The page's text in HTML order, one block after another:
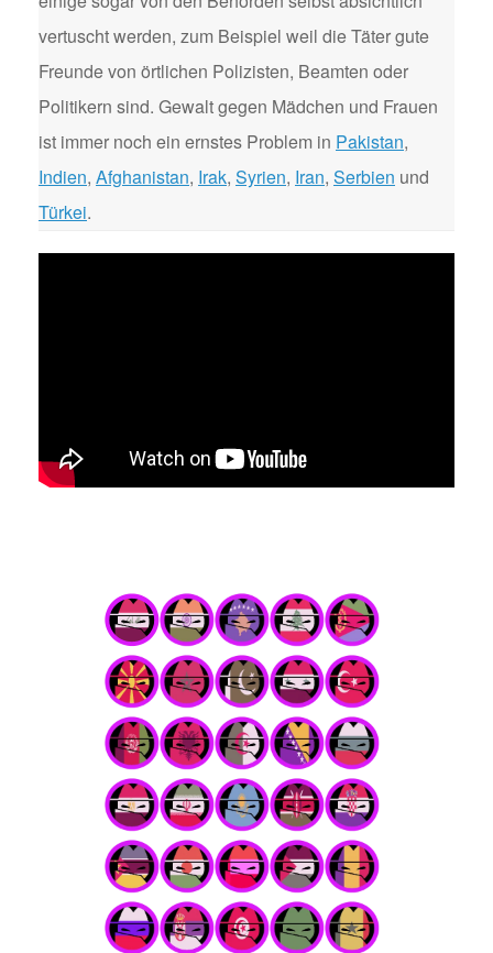
vertuscht werden, zum Beispiel weil die Täter gute
Freunde von örtlichen Polizisten, Beamten oder
Politikern sind. Gewalt gegen Mädchen und Frauen
ist immer noch ein ernstes Problem in Pakistan,
Indien, Afghanistan, Irak, Syrien, Iran, Serbien und
Türkei.